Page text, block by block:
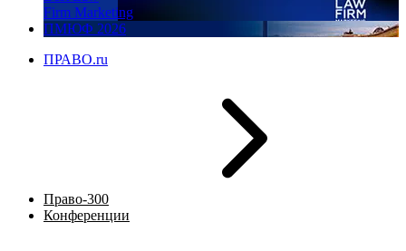
Firm Marketing
ПМЮФ 2026
ПРАВО.ru
Право-300
Конференции